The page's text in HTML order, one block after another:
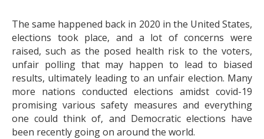
The same happened back in 2020 in the United States,
elections took place, and a lot of concerns were
raised, such as the posed health risk to the voters,
unfair polling that may happen to lead to biased
results, ultimately leading to an unfair election. Many
more nations conducted elections amidst covid-19
promising various safety measures and everything
one could think of, and Democratic elections have
been recently going on around the world.